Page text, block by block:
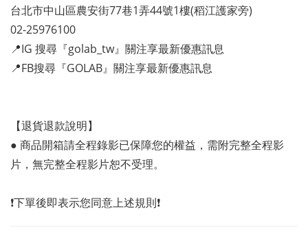
台北市中山區農安街77巷1弄44號1樓(稻江護家旁)
02-25976100
📍IG 搜尋『golab_tw』關注享最新優惠訊息
📍FB搜尋『GOLAB』關注享最新優惠訊息
【退貨退款說明】
● 商品開箱請全程錄影已保障您的權益，需附完整全程影
片，無完整全程影片恕不受理。
❗️下單後即表示您同意上述規則❗️